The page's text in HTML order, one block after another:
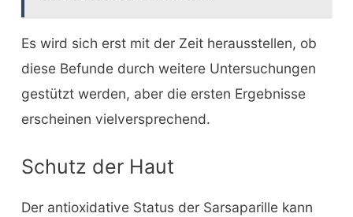
Es wird sich erst mit der Zeit herausstellen, ob
diese Befunde durch weitere Untersuchungen
gestützt werden, aber die ersten Ergebnisse
erscheinen vielversprechend.
Schutz der Haut
Der antioxidative Status der Sarsaparille kann